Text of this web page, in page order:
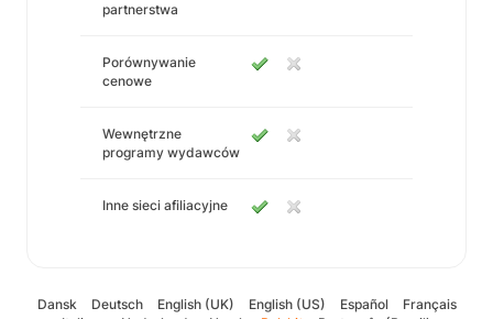
partnerstwa
Porównywanie
cenowe
Wewnętrzne
programy wydawców
Inne sieci afiliacyjne
Dansk Deutsch English (UK) English (US) Español
Français